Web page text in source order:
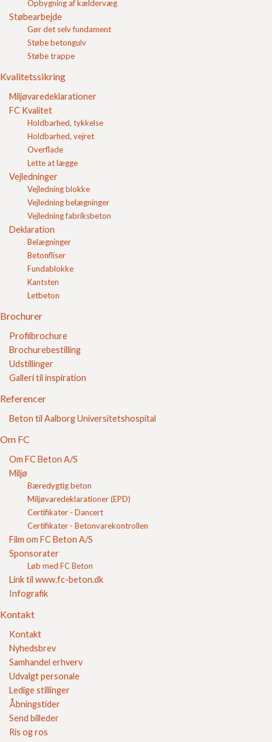
Opbygning af kældervæg
Støbearbejde
Gør det selv fundament
Støbe betongulv
Støbe trappe
Kvalitetssikring
Miljøvaredeklarationer
FC Kvalitet
Holdbarhed, tykkelse
Holdbarhed, vejret
Overflade
Lette at lægge
Vejledninger
Vejledning blokke
Vejledning belægninger
Vejledning fabriksbeton
Deklaration
Belægninger
Betonfliser
Fundablokke
Kantsten
Letbeton
Brochurer
Profilbrochure
Brochurebestilling
Udstillinger
Galleri til inspiration
Referencer
Beton til Aalborg Universitetshospital
Om FC
Om FC Beton A/S
Miljø
Bæredygtig beton
Miljøvaredeklarationer (EPD)
Certifikater - Dancert
Certifikater - Betonvarekontrollen
Film om FC Beton A/S
Sponsorater
Løb med FC Beton
Link til www.fc-beton.dk
Infografik
Kontakt
Kontakt
Nyhedsbrev
Samhandel erhverv
Udvalgt personale
Ledige stillinger
Åbningstider
Send billeder
Ris og ros
Indkøbskurv
Gode råd
Gør det selv
Kvalitetssikring
Miljøvaredeklarationer
Vejledninger
Vejledning blokke
Blokmurværk og brand
Dimensionering af blokmurværk
Håndtering og opmuring af blokke
Optøning af lecaprodukter med gasbrænder
Overfladebehandling af blokke
Overliggere og murbjælker
Vejledning belægninger
Brochurer
Referencer
Om FC
Login
Indkøbskurv
FC Kvalitet
Sikker E-handel